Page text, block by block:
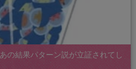
の結果パターン説が立証されてし